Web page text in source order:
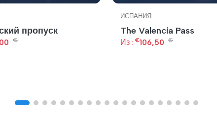
пропуск
€
ИСПАНИЯ
The Valencia Pass
Из : €106,50 €